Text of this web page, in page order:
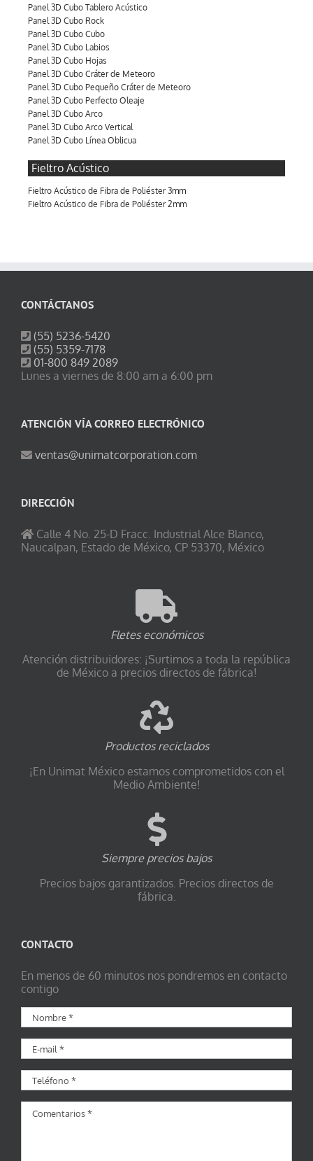
Panel 3D Cubo Tablero Acústico
Panel 3D Cubo Rock
Panel 3D Cubo Cubo
Panel 3D Cubo Labios
Panel 3D Cubo Hojas
Panel 3D Cubo Cráter de Meteoro
Panel 3D Cubo Pequeño Cráter de Meteoro
Panel 3D Cubo Perfecto Oleaje
Panel 3D Cubo Arco
Panel 3D Cubo Arco Vertical
Panel 3D Cubo Línea Oblicua
Fieltro Acústico
Fieltro Acústico de Fibra de Poliéster 3mm
Fieltro Acústico de Fibra de Poliéster 2mm
CONTÁCTANOS
(55) 5236-5420
(55) 5359-7178
01-800 849 2089
Lunes a viernes de 8:00 am a 6:00 pm
ATENCIÓN VÍA CORREO ELECTRÓNICO
ventas@unimatcorporation.com
DIRECCIÓN
Calle 4 No. 25-D Fracc. Industrial Alce Blanco,
Naucalpan, Estado de México, CP 53370, México
Fletes económicos
Atención distribuidores: ¡Surtimos a toda la república
de México a precios directos de fábrica!
Productos reciclados
¡En Unimat México estamos comprometidos con el
Medio Ambiente!
Siempre precios bajos
Precios bajos garantizados. Precios directos de
fábrica.
CONTACTO
En menos de 60 minutos nos pondremos en contacto
contigo